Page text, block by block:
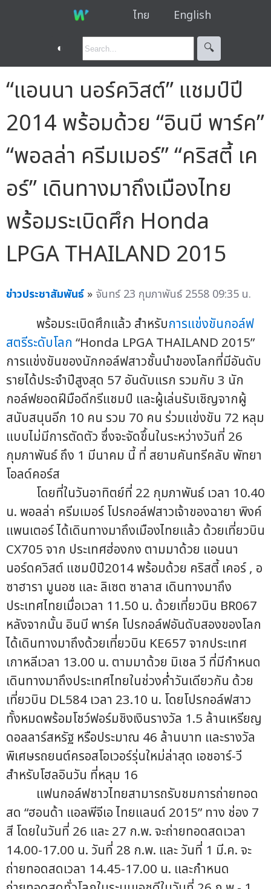
ไทย English
◐ 🔍︎
“แอนนา นอร์ควิสต์” แชมป์ปี
2014 พร้อมด้วย “อินบี พาร์ค”
“พอลล่า ครีมเมอร์” “คริสตี้ เค
อร์” เดินทางมาถึงเมืองไทย
พร้อมระเบิดศึก Honda
LPGA THAILAND 2015
ข่าวประชาสัมพันธ์ » จันทร์ 23 กุมภาพันธ์ 2558 09:35 น.
พร้อมระเบิดศึกแล้ว สำหรับการแข่งขันกอล์ฟ
สตรีระดับโลก “Honda LPGA THAILAND 2015”
การแข่งขันของนักกอล์ฟสาวชั้นนำของโลกที่มีอันดับ
รายได้ประจำปีสูงสุด 57 อันดับแรก รวมกับ 3 นัก
กอล์ฟยอดฝีมือดีกรีแชมป์ และผู้เล่นรับเชิญจากผู้
สนับสนุนอีก 10 คน รวม 70 คน ร่วมแข่งขัน 72 หลุม
แบบไม่มีการตัดตัว ซึ่งจะจัดขึ้นในระหว่างวันที่ 26
กุมภาพันธ์ ถึง 1 มีนาคม นี้ ที่ สยามคันทรีคลับ พัทยา
โอลด์คอร์ส
โดยที่ในวันอาทิตย์ที่ 22 กุมภาพันธ์ เวลา 10.40
น. พอลล่า ครีมเมอร์ โปรกอล์ฟสาวเจ้าของฉายา พิงค์
แพนเตอร์ ได้เดินทางมาถึงเมืองไทยแล้ว ด้วยเที่ยวบิน
CX705 จาก ประเทศฮ่องกง ตามมาด้วย แอนนา
นอร์ดควิสต์ แชมป์ปี2014 พร้อมด้วย คริสตี้ เคอร์ , อ
ซาฮารา มูนอซ และ ลิเซต ซาลาส เดินทางมาถึง
ประเทศไทยเมื่อเวลา 11.50 น. ด้วยเที่ยวบิน BR067
หลังจากนั้น อินบี พาร์ค โปรกอล์ฟอันดับสองของโลก
ได้เดินทางมาถึงด้วยเที่ยวบิน KE657 จากประเทศ
เกาหลีเวลา 13.00 น. ตามมาด้วย มิเชล วี ที่มีกำหนด
เดินทางมาถึงประเทศไทยในช่วงค่ำวันเดียวกัน ด้วย
เที่ยวบิน DL584 เวลา 23.10 น. โดยโปรกอล์ฟสาว
ทั้งหมดพร้อมโชว์ฟอร์มชิงเงินรางวัล 1.5 ล้านเหรียญ
ดอลลาร์สหรัฐ หรือประมาณ 46 ล้านบาท และรางวัล
พิเศษรถยนต์ครอสโอเวอร์รุ่นใหม่ล่าสุด เอชอาร์-วี
สำหรับโฮลอินวัน ที่หลุม 16
แฟนกอล์ฟชาวไทยสามารถรับชมการถ่ายทอด
สด “ฮอนด้า แอลพีจีเอ ไทยแลนด์ 2015” ทาง ช่อง 7
สี โดยในวันที่ 26 และ 27 ก.พ. จะถ่ายทอดสดเวลา
14.00-17.00 น. วันที่ 28 ก.พ. และ วันที่ 1 มี.ค. จะ
ถ่ายทอดสดเวลา 14.45-17.00 น. และกำหนด